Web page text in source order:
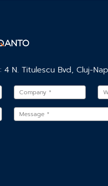
: 4 N. Titulescu Bvd, Cluj-